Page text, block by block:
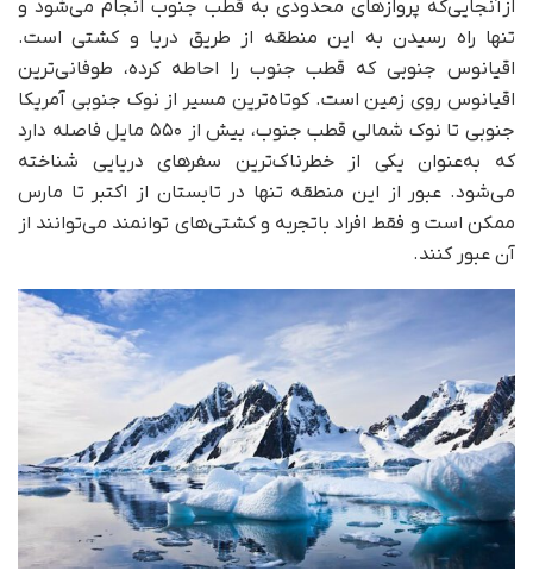
ازآنجایی‌که پروازهای محدودی به قطب جنوب انجام می‌شود و
تنها راه رسیدن به این منطقه از طریق دریا و کشتی است.
اقیانوس جنوبی که قطب جنوب را احاطه کرده، طوفانی‌ترین
اقیانوس روی زمین است. کوتاه‌ترین مسیر از نوک جنوبی آمریکا
جنوبی تا نوک شمالی قطب جنوب، بیش از ۵۵۰ مایل فاصله دارد
که به‌عنوان یکی از خطرناک‌ترین سفرهای دریایی شناخته
می‌شود. عبور از این منطقه تنها در تابستان از اکتبر تا مارس
ممکن است و فقط افراد باتجربه و کشتی‌های توانمند می‌توانند از
آن عبور کنند.